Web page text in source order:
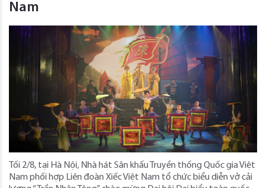
Nam
Tối 2/8, tại Hà Nội, Nhà hát Sân khấu Truyền thống Quốc gia Việt
Nam phối hợp Liên đoàn Xiếc Việt Nam tổ chức biểu diễn vở cải